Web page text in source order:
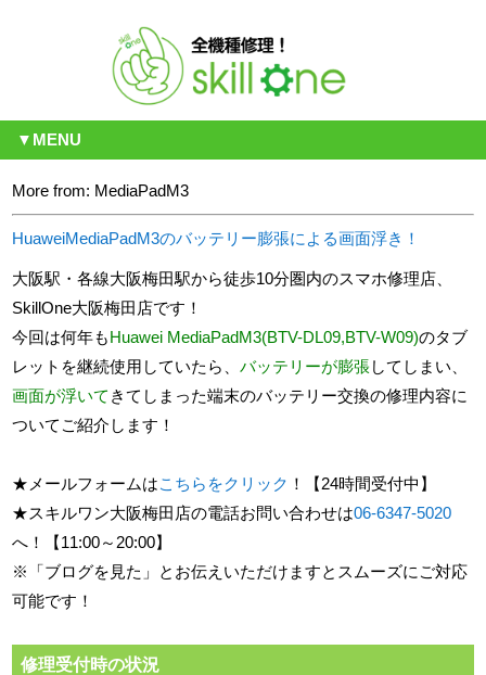
▼MENU
More from: MediaPadM3
HuaweiMediaPadM3のバッテリー膨張による画面浮き！
大阪駅・各線大阪梅田駅から徒歩10分圏内のスマホ修理店、
SkillOne大阪梅田店です！
今回は何年もHuawei MediaPadM3(BTV-DL09,BTV-W09)のタブ
レットを継続使用していたら、バッテリーが膨張してしまい、
画面が浮いて きてしまった端末のバッテリー交換の修理内容に
ついてご紹介します！
★メールフォームはこちらをクリック ！【24時間受付中】
★スキルワン大阪梅田店の電話お問い合わせは06-6347-5020
へ！【11:00～20:00】
※「ブログを見た」とお伝えいただけますとスムーズにご対応
可能です！
修理受付時の状況